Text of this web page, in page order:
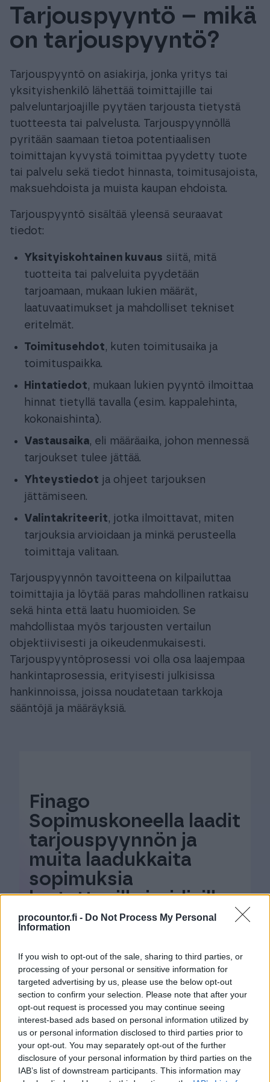
procountor.fi - Do Not Process My Personal
Information
If you wish to opt-out of the sale, sharing to third parties, or
processing of your personal or sensitive information for
targeted advertising by us, please use the below opt-out
section to confirm your selection. Please note that after your
opt-out request is processed you may continue seeing
interest-based ads based on personal information utilized by
us or personal information disclosed to third parties prior to
your opt-out. You may separately opt-out of the further
disclosure of your personal information by third parties on the
IAB’s list of downstream participants. This information may
Tuki & Koulutus
Meistä & Ajankohtaista
Tilaa Procountor
Kokeile maksutta
Kirjaudu
Tarjouspyyntö – mikä
on tarjouspyyntö?
Tarjouspyyntö on asiakirja, jonka yritys tai
yksityishenkilö lähettää toimittajille tai
palveluntarjoajille pyytäen tarjousta tietystä
tuotteesta tai palvelusta. Tarjouspyynnöllä
pyritään saamaan tietoa potentiaalisen
toimittajan kyvystä toimittaa pyydetty tuote
tai palvelu sekä tiedot hinnasta, toimitusajoista,
maksuehdoista ja muista kaupan ehdoista.
Tarjouspyyntö sisältää yleensä seuraavat
tiedot:
Yksityiskohtainen kuvaus siitä, mitä
tuotteita tai palveluita pyydetään
tarjoamaan, mukaan lukien määrät,
laatuvaatimukset ja mahdolliset tekniset
eritelmät.
Toimitusehdot, kuten toimitusaika ja
toimituspaikka.
Hintatiedot, mukaan lukien pyyntö ilmoittaa
hinnat tietyllä tavalla (esim. kappalehinta,
kokonaishinta).
Vastausaika, eli määräaika, johon mennessä
tarjoukset tulee jättää.
Yhteystiedot ja ohjeet tarjouksen
jättämiseen.
Valintakriteerit, jotka ilmoittavat, miten
tarjouksia arvioidaan ja minkä perusteella
toimittaja valitaan.
Tarjouspyynnön tavoitteena on kilpailuttaa
toimittajia ja löytää paras mahdollinen ratkaisu
sekä hinta että laatu huomioiden. Se
mahdollistaa myös tarjousten vertailun
objektiivisesti ja oikeudenmukaisesti.
Tarjouspyyntöprosessi voi olla osa laajempaa
hankintaprosessia, erityisesti julkisissa
hankinnoissa, joissa noudatetaan tarkkoja
sääntöjä ja määräyksiä.
Finago
Sopimuskoneella laadit
tarjouspyynnön ja
muita laadukkaita
sopimuksia
luotettavilla juridisilla
sisällöillä
josta löydät kaikki tärkeimmät
yritystoimintaan liittyvät asiakirjamallit
aina juristien laatimilla ja auditoimilla
sisällöillä.
Tutustu Finago Sopimuskoneeseen